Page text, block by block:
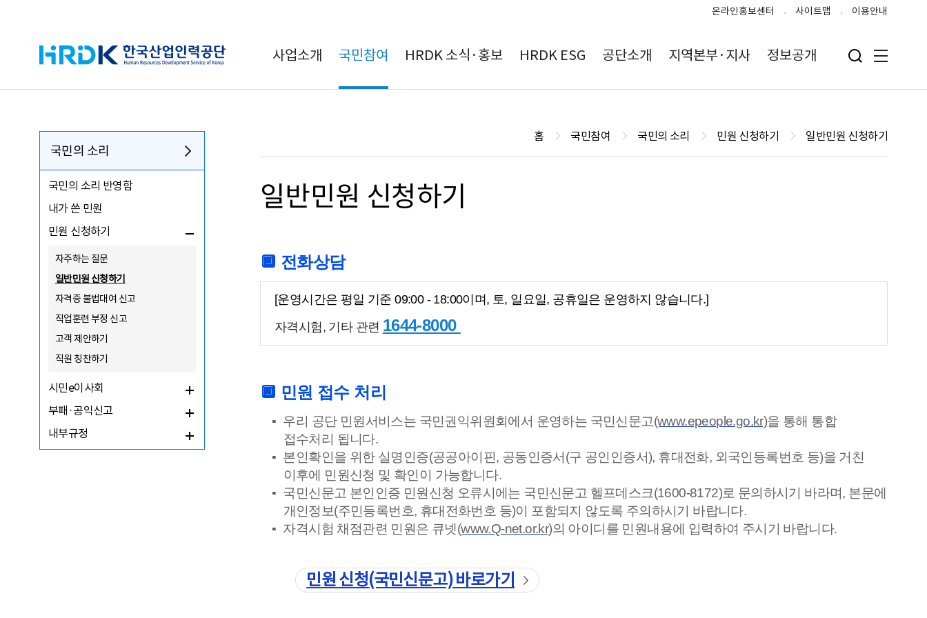
HRDK 한국산업인력공단
온라인홍보센터 사이트맵 이용안내
사업소개 국민참여 HRDK 소식·홍보 HRDK ESG 공단소개 지역본부·지사 정보공개 검색 입력폼 열기
전체메뉴
국민의 소리
국민의 소리 반영함
내가 쓴 민원
민원 신청하기
자주하는 질문
일반민원 신청하기
자격증 불법대여 신고
직업훈련 부정 신고
고객 제안하기
직원 칭찬하기
시민e이사회
부패·공익신고
내부규정
홈 국민참여 국민의 소리 민원 신청하기 일반민원 신청하기
일반민원 신청하기
🔲 전화상담
[운영시간은 평일 기준 09:00 - 18:00이며, 토, 일요일, 공휴일은 운영하지 않습니다.]
자격시험, 기타 관련 1644-8000
🔲 민원 접수 처리
▪ 우리 공단 민원서비스는 국민권익위원회에서 운영하는 국민신문고(www.epeople.go.kr)을 통해 통합
접수처리 됩니다.
▪ 본인확인을 위한 실명인증(공공아이핀, 공동인증서(구 공인인증서), 휴대전화, 외국인등록번호 등)을 거친
이후에 민원신청 및 확인이 가능합니다.
▪ 국민신문고 본인인증 민원신청 오류시에는 국민신문고 헬프데스크(1600-8172)로 문의하시기 바라며, 본문에
개인정보(주민등록번호, 휴대전화번호 등)이 포함되지 않도록 주의하시기 바랍니다.
▪ 자격시험 채점관련 민원은 큐넷(www.Q-net.or.kr)의 아이디를 민원내용에 입력하여 주시기 바랍니다.
민원 신청(국민신문고) 바로가기